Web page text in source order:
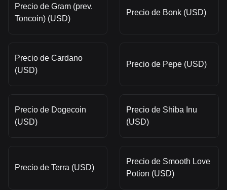
Precio de Gram (prev.
Toncoin) (USD)
Precio de Bonk (USD)
Precio de Cardano
(USD)
Precio de Pepe (USD)
Precio de Dogecoin
(USD)
Precio de Shiba Inu
(USD)
Precio de Terra (USD)
Precio de Smooth Love
Potion (USD)